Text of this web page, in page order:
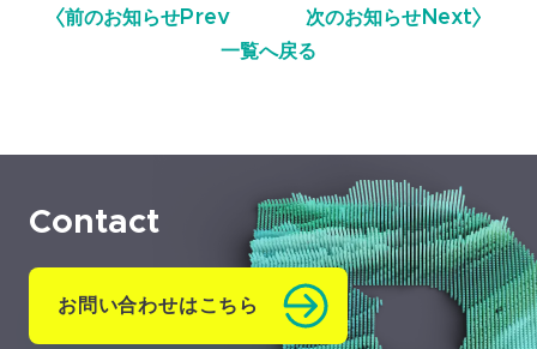
前のお知らせPrev 次のお知らせ Next
一覧へ戻る
Contact
お問い合わせはこちら